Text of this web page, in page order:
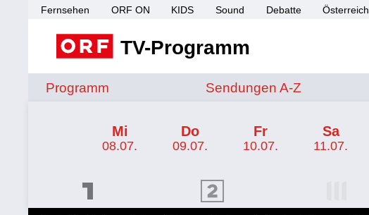
Fernsehen ORF ON KIDS Sound Debatte Österreich
TV-Programm
Programm Sendungen von A bis Z
Sendungen A-Z
Mi
08.07.
Do
09.07.
Fr
10.07.
Sa
11.07.
ORF 2 Programm